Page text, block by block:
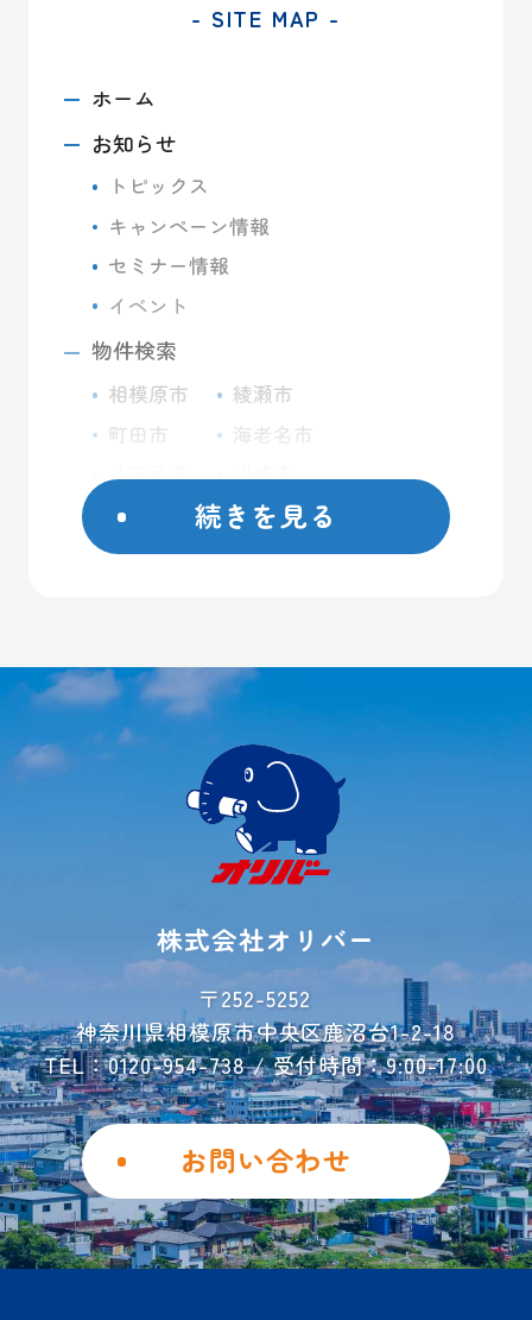
- SITE MAP -
ホーム
お知らせ
トピックス
キャンペーン情報
セミナー情報
イベント
物件検索
相模原市
町田市
八王子市
座間市
日野市
厚木市
綾瀬市
海老名市
川崎市
藤沢市
屋外コンテナ
大型ガレージ
初めての方へ
よくあるご質問
お荷物運搬サービス
お問い合わせ
ご解約フォーム
個人情報保護方針
Instagram
Facebook
続きを見る
株式会社オリバー
〒252-5252
神奈川県相模原市中央区鹿沼台1-2-18
TEL：0120-954-738 / 受付時間：9:00-17:00
お問い合わせ